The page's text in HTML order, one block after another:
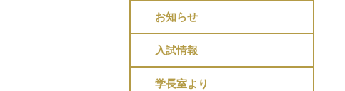
お知らせ
入試情報
学長室より